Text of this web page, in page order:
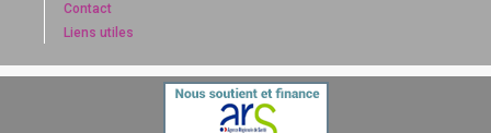
Contact
Liens utiles